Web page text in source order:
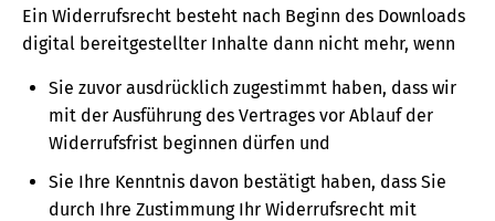
Ein Widerrufsrecht besteht nach Beginn des Downloads
digital bereitgestellter Inhalte dann nicht mehr, wenn
Sie zuvor ausdrücklich zugestimmt haben, dass wir
mit der Ausführung des Vertrages vor Ablauf der
Widerrufsfrist beginnen dürfen und
Sie Ihre Kenntnis davon bestätigt haben, dass Sie
durch Ihre Zustimmung Ihr Widerrufsrecht mit